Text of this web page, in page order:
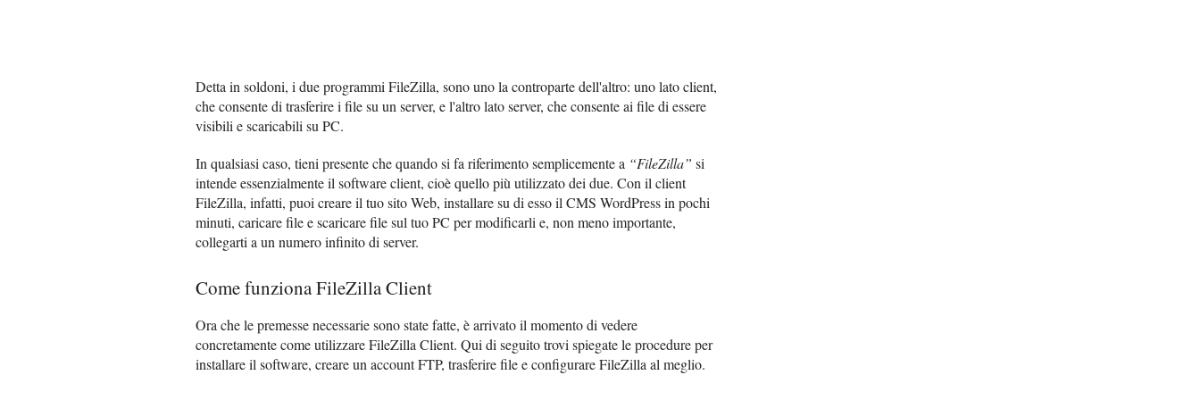
Detta in soldoni, i due programmi FileZilla, sono uno la controparte dell'altro: uno lato client,
che consente di trasferire i file su un server, e l'altro lato server, che consente ai file di essere
visibili e scaricabili su PC.
In qualsiasi caso, tieni presente che quando si fa riferimento semplicemente a “FileZilla” si
intende essenzialmente il software client, cioè quello più utilizzato dei due. Con il client
FileZilla, infatti, puoi creare il tuo sito Web, installare su di esso il CMS WordPress in pochi
minuti, caricare file e scaricare file sul tuo PC per modificarli e, non meno importante,
collegarti a un numero infinito di server.
Come funziona FileZilla Client
Ora che le premesse necessarie sono state fatte, è arrivato il momento di vedere
concretamente come utilizzare FileZilla Client. Qui di seguito trovi spiegate le procedure per
installare il software, creare un account FTP, trasferire file e configurare FileZilla al meglio.